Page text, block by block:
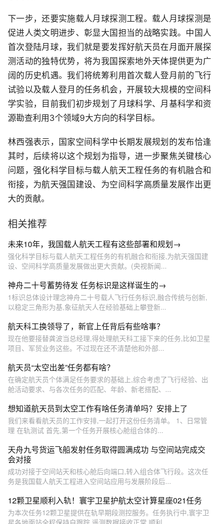
下一步，还要实施载人月球探测工程。载人月球探测是
促进人类文明进步、彰显大国担当的战略实践。中国人
首次登陆月球，我们就是要发挥好航天员在月面开展探
测活动的独特优势，将为我国探索地外天体提供更为广
阔的历史机遇。我们将统筹利用首次载人登月前的飞行
试验以及载人登月的任务机会，开展较大规模的空间科
学实验，目前我们初步规划了月球科学、月基科学和资
源勘查利用3个领域9大方向的科学目标。
林西强表示，国家空间科学中长期发展规划的发布恰逢
其时，后续将以这个规划为指导，进一步聚焦关键核心
问题，强化科学目标与载人航天工程任务的有机融合和
衔接，为航天强国建设、为空间科学高质量发展作出更
大的贡献。
相关推荐
未来10年，我国载人航天工程有这些部署和规划→
强化科学目标与载人航天工程任务的有机融合和衔接,为航天强国建
设、空间科学高质量发展做出更大贡献。(央视新闻...
神舟二十号蓄势待发 任务标识是这样诞生的→
1标识总体设计理念神舟二十号载人飞行任务标识,融合传统与创新,
以稳定三角形为基,象征航天人在经验基础上攀登新...
航天科工换领导了，新官上任背后有些啥事？
现在他要接替龚波当总经理,得处理航天科工接下来的任务,比如卫星
项目、军贸业务这些。不过现在还不清楚他和外部...
航天员“太空出差”任务都有啥？
在确定航天员个体满足任务要求的基础上,综合考虑了飞行经验、出
舱活动要求、与各次任务的匹配、年龄、新老搭配、...
想知道航天员到太空工作有啥任务清单吗？安排上了
我们来看看航天员的工作安排,一起打开这份任务清单。 1、日常管
理 在轨测试 首先,第一个任务开展核心舱组合体的...
天舟九号货运飞船发射任务取得圆满成功 与空间站完成交
会对接
成功对接于空间站天和核心舱后向端口,转入组合体飞行段。这次任
务是我国载人航天工程进入空间站应用与发展阶段后...
12颗卫星顺利入轨！寰宇卫星护航太空计算星座021任务
为本次任务12颗卫星提供在轨早期段测控服务。任务执行中,寰宇卫
星各地面站全程保持自跟踪,遥测数据接收正常,顺利...